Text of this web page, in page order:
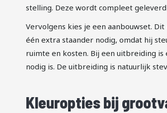
stelling. Deze wordt compleet
Vervolgens kies je een aanbouwset.
één extra staander nodig, omdat hij
ruimte en kosten. Bij een uitbreiding
nodig is. De uitbreiding is natuurlijk
Kleuropties bij